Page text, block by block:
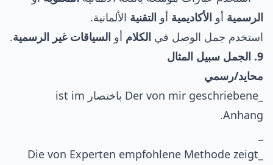
الرسمية أو الأكاديمية أو التقنية الألمانية.
استخدم جمل الوصل في الكلام أو السياقات غير الرسمية.
9. الجمل سبيل المثال
محايد/رسمي
_Der von mir geschriebene باختصار ist im
Anhang.
_Die von Experten empfohlene Methode zeigt